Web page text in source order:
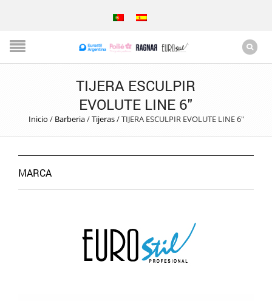
TIJERA ESCULPIR
EVOLUTE LINE 6″
Inicio / Barberia/Tijeras/TIJERA ESCULPIR EVOLUTE LINE 6″
MARCA